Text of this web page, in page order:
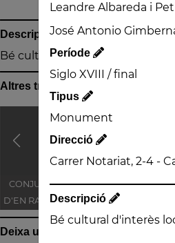
Leandre Albareda i
José Antonio
Període
Siglo XVIII / final
Tipus
Monument
Direcció
Carrer Notariat, 2-4 -
Descripció
Bé cultural d'interès
Descripció
Bé cultural d'interès local
Altres traces
CONJUNT DE CASES
D'EN RAMON DURAN -
C/ SANT ANTONI MARIA
CLARET, 17-21
CASA
Deixa un comentari